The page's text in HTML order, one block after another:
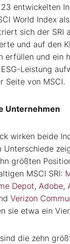
entwickelten
World Index
sich der SRI
und auf den
erfüllen und ein
Leistung
Seite von MSCI.
Unternehmen
wirken beide
Unterschiede
größten
MSCI SRI:
Depot, Adobe,
Verizon
sie etwa ein
die zehn